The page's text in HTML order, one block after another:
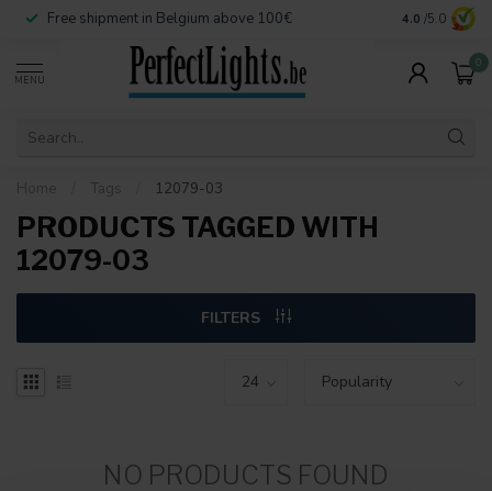
Free shipment in Belgium above 100€ Secure
4.0 /5.0
MENU
0
Home Tags 12079-03
PRODUCTS TAGGED WITH
12079-03
FILTERS
NO PRODUCTS FOUND